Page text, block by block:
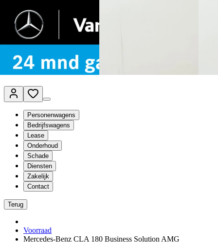
Van Mossel Automotive Group
Vestigingen
Werkplaatsplanner
Vacatures
Klantenservice
nl- Nederlands
Personenwagens
Bedrijfswagens
Lease
Onderhoud
Schade
Diensten
Zakelijk
Contact
Terug
Voorraad
Mercedes-Benz CLA 180 Business Solution AMG